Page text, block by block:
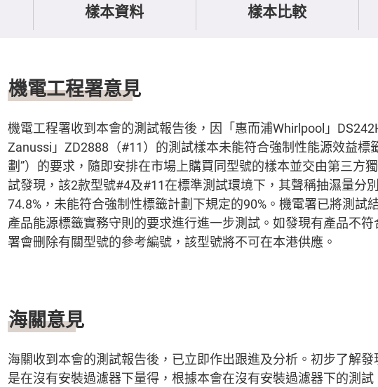
樣本資料 樣本比較
機電工程署意見
機電工程署收到本會的測試報告後，因「惠而浦Whirlpool」
Zanussi」ZD2888（#11）的測試樣本未能符合強制性能源效益標
劃”）的要求，隨即安排在市場上購買同型號的樣本並交由第三方
試發現，該2款型號#4及#11在標準測試環境下，其聲稱抽濕量分
74.8%，未能符合強制性標籤計劃下規定的90%。機電署已將測試
產品能源標籤實務守則的要求進行進一步測試。如發現有產品不
署會删除有關型號的參考編號，該型號將不可在本港供應。
海關意見
海關收到本會的測試報告後，已立即作出跟進及分析。初步了解
是在沒有安裝過濾器下量得，根據本會在沒有安裝過濾器下的測